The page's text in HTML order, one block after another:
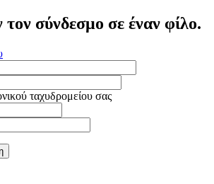
τον σύνδεσμο σε έναν φίλο.
ταχυδρομείου σας